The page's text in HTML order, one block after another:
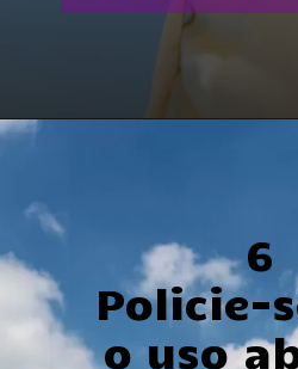
6
Policie-
o uso